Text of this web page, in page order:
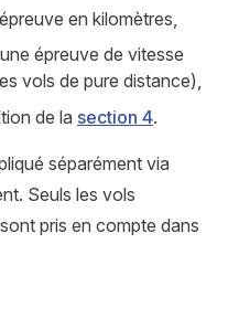
en kilomètres,
épreuve de vitesse
vols de pure distance),
de la section 4.
séparément via
Seuls les vols
sont pris en compte dans